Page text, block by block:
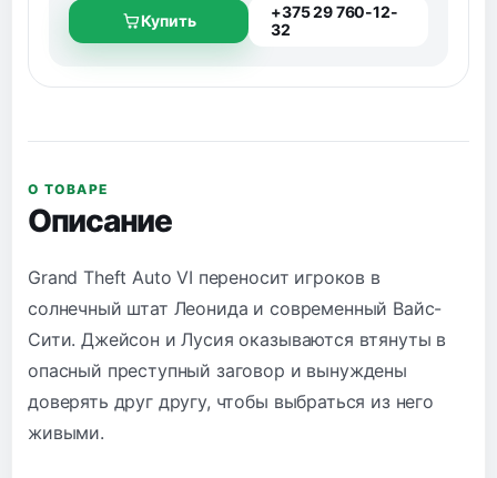
Купить
+375 29 760-12-
32
О ТОВАРЕ
Описание
Grand Theft Auto VI переносит игроков в
солнечный штат Леонида и современный Вайс-
Сити. Джейсон и Лусия оказываются втянуты в
опасный преступный заговор и вынуждены
доверять друг другу, чтобы выбраться из него
живыми.